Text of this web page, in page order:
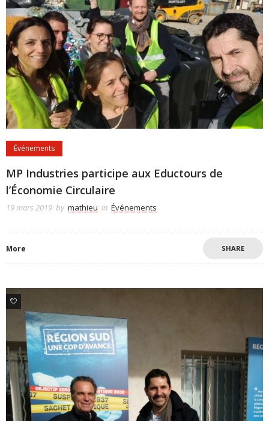
Événements
MP Industries participe aux Eductours de
l’Économie Circulaire
19 mars 2019 by mathieu in Événements
More SHARE
0